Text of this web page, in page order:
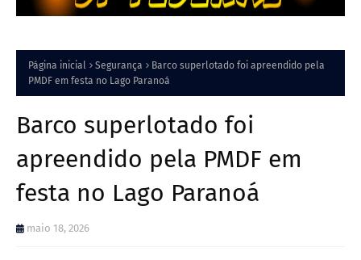
Página inicial Segurança
Barco superlotado foi apreendido pela
PMDF em festa no Lago Paranoá
Barco superlotado foi
apreendido pela PMDF em
festa no Lago Paranoá
maio 18, 2026